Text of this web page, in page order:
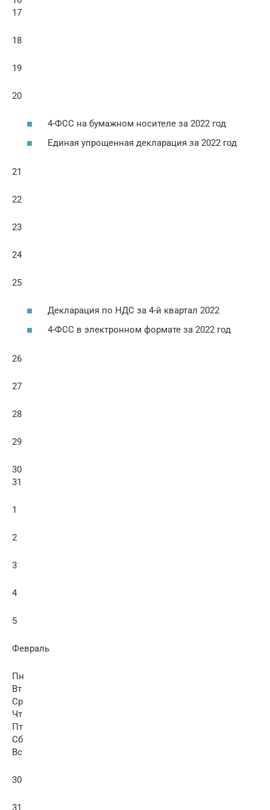
17
18
19
20
4-ФСС на бумажном носителе за 2022 год
Единая упрощенная декларация за 2022 год
21
22
23
24
25
Декларация по НДС за 4-й квартал 2022
4-ФСС в электронном формате за 2022 год
26
27
28
29
30
31
1
2
3
4
5
Февраль
Пн
Вт
Ср
Чт
Пт
Сб
Вс
30
31